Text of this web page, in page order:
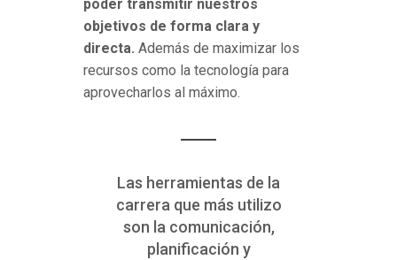
poder transmitir nuestros
objetivos de forma clara y
directa. Además de maximizar los
recursos como la tecnología para
aprovecharlos al máximo.
Las herramientas de la
carrera que más utilizo
son la comunicación,
planificación y